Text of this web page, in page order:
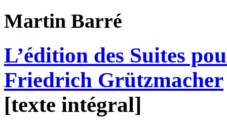
Martin Barré
L’édition des Suites
Friedrich Grützmacher
[texte intégral]